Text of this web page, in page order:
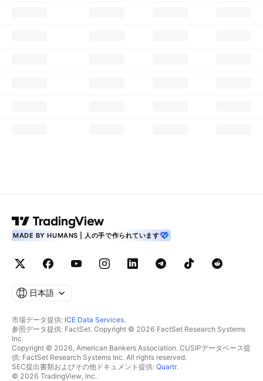
MADE BY HUMANS | 人の手で作られています
日本語
市場データ提供: ICE Data Services.
参照データ提供: FactSet. Copyright © 2026 FactSet Research Systems
Inc.
Copyright © 2026, American Bankers Association. CUSIPデータベース提
供: FactSet Research Systems Inc. All rights reserved.
SEC提出書類およびその他ドキュメント提供: Quartr.
© 2026 TradingView, Inc.